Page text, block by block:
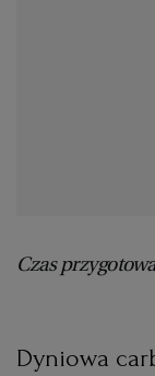
Czas
Dyniowa